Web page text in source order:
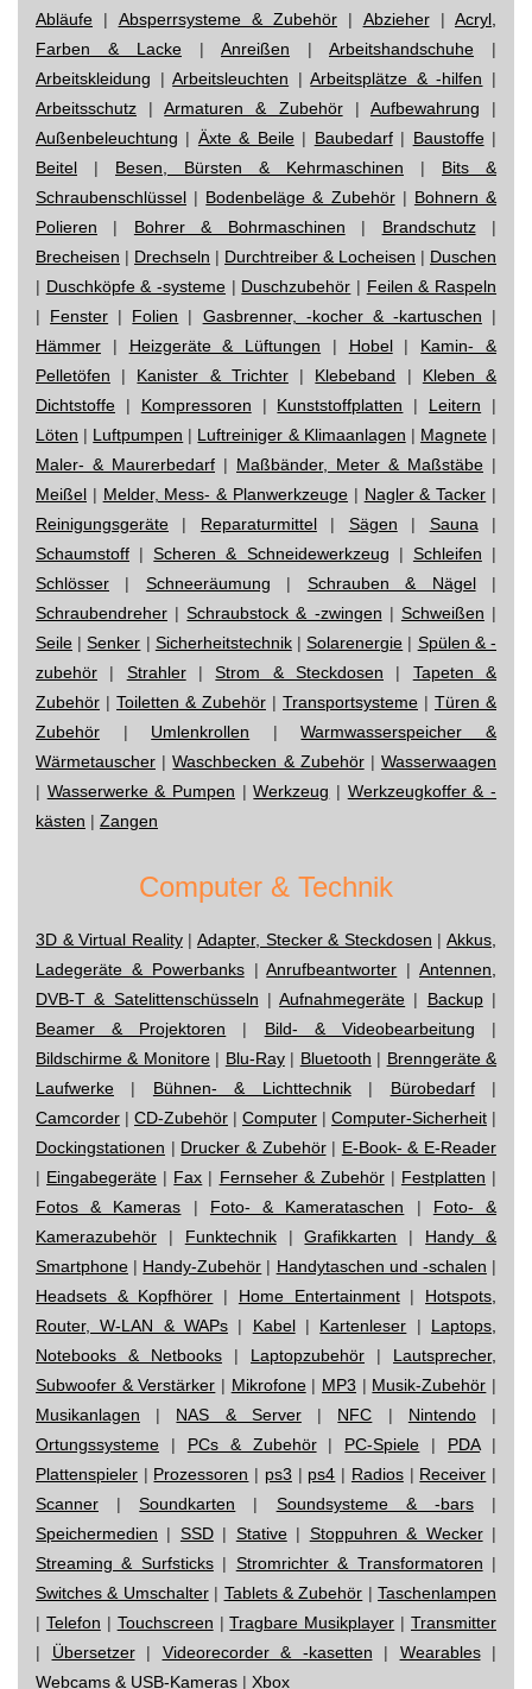
Abläufe | Absperrsysteme & Zubehör | Abzieher| Acryl,
Farben & Lacke | Anreißen | Arbeitshandschuhe |
Arbeitskleidung |Arbeitsleuchten |Arbeitsplätze & -hilfen |
Arbeitsschutz |Armaturen & Zubehör| Aufbewahrung |
Außenbeleuchtung | Äxte & Beile| Baubedarf| Baustoffe|
Beitel | Besen, Bürsten & Kehrmaschinen | Bits &
Schraubenschlüssel | Bodenbeläge & Zubehör| Bohnern &
Polieren | Bohrer & Bohrmaschinen | Brandschutz|
Brecheisen | Drechseln | Durchtreiber & Locheisen | Duschen
| Duschköpfe & -systeme | Duschzubehör | Feilen & Raspeln
| Fenster | Folien | Gasbrenner, -kocher & -kartuschen |
Hämmer | Heizgeräte & Lüftungen | Hobel| Kamin- &
Pelletöfen | Kanister & Trichter| Klebeband | Kleben &
Dichtstoffe | Kompressoren | Kunststoffplatten | Leitern |
Löten | Luftpumpen | Luftreiniger & Klimaanlagen | Magnete|
Maler- & Maurerbedarf | Maßbänder, Meter & Maßstäbe |
Meißel | Melder, Mess- & Planwerkzeuge | Nagler & Tacker |
Reinigungsgeräte | Reparaturmittel| Sägen | Sauna |
Schaumstoff |Scheren & Schneidewerkzeug | Schleifen |
Schlösser | Schneeräumung | Schrauben & Nägel|
Schraubendreher |Schraubstock & -zwingen | Schweißen |
Seile |Senker | Sicherheitstechnik|Solarenergie | Spülen & -
zubehör | Strahler|Strom & Steckdosen | Tapeten &
Zubehör | Toiletten & Zubehör | Transportsysteme | Türen &
Zubehör | Umlenkrollen |Warmwasserspeicher &
Wärmetauscher |Waschbecken & Zubehör|Wasserwaagen
| Wasserwerke & Pumpen |Werkzeug | Werkzeugkoffer & -
kästen | Zangen
Computer & Technik
3D & Virtual Reality|Adapter, Stecker & Steckdosen |Akkus,
Ladegeräte & Powerbanks|Anrufbeantworter |Antennen,
DVB-T & Satelittenschüsseln |Aufnahmegeräte | Backup|
Beamer & Projektoren | Bild- & Videobearbeitung |
Bildschirme & Monitore| Blu-Ray| Bluetooth | Brenngeräte &
Laufwerke | Bühnen- & Lichttechnik| Bürobedarf|
Camcorder | CD-Zubehör | Computer | Computer-Sicherheit |
Dockingstationen | Drucker & Zubehör| E-Book- & E-Reader
| Eingabegeräte | Fax | Fernseher & Zubehör| Festplatten |
Fotos & Kameras | Foto- & Kamerataschen | Foto- &
Kamerazubehör | Funktechnik|Grafikkarten | Handy &
Smartphone | Handy-Zubehör | Handytaschen und -schalen |
Headsets & Kopfhörer | Home Entertainment| Hotspots,
Router, W-LAN & WAPs | Kabel| Kartenleser | Laptops,
Notebooks & Netbooks | Laptopzubehör | Lautsprecher,
Subwoofer & Verstärker | Mikrofone| MP3 | Musik-Zubehör |
Musikanlagen | NAS & Server| NFC | Nintendo|
Ortungssysteme | PCs & Zubehör| PC-Spiele | PDA|
Plattenspieler | Prozessoren | ps3 | ps4 | Radios| Receiver |
Scanner |Soundkarten | Soundsysteme & -bars|
Speichermedien | SSD| Stative| Stoppuhren & Wecker|
Streaming & Surfsticks| Stromrichter & Transformatoren |
Switches & Umschalter| Tablets & Zubehör | Taschenlampen
| Telefon | Touchscreen |Tragbare Musikplayer | Transmitter
| Übersetzer| Videorecorder & -kasetten | Wearables|
Webcams & USB-Kameras | Xbox